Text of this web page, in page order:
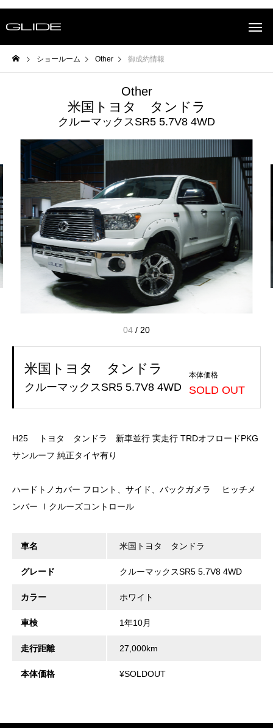
ショールーム Other 御成約情報
Other
米国トヨタ タンドラ
クルーマックスSR5 5.7V8 4WD
04 / 20
米国トヨタ タンドラ
クルーマックスSR5 5.7V8 4WD
本体価格
SOLD OUT
H25 トヨタ タンドラ 新車並行 実走行 TRDオフロードPKG
サンルーフ 純正タイヤ有り
ハードトノカバー フロント、サイド、バックガメラ ヒッチメ
ンバー ｌクルーズコントロール
車名 米国トヨタ タンドラ
グレード クルーマックスSR5 5.7V8 4WD
カラー ホワイト
車検 1年10月
走行距離 27,000km
本体価格 ¥SOLDOUT